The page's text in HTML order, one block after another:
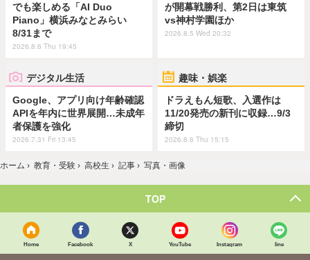
でも楽しめる「AI Duo
Piano」横浜みなとみらい
8/31まで
2026.8.6 Thu 19:45
が開幕戦勝利、第2日は東筑
vs神村学園ほか
2026.8.5 Wed 20:32
デジタル生活
Google、アプリ向け年齢確認
APIを年内に世界展開…未成年
者保護を強化
2026.7.31 Fri 13:45
趣味・娯楽
ドラえもん短歌、入選作は
11/20発売の新刊に収録…9/3
締切
2026.8.6 Thu 15:15
ホーム › 教育・受験 › 高校生 › 記事 › 写真・画像
TOP
Home Facebook X YouTube Instagram line